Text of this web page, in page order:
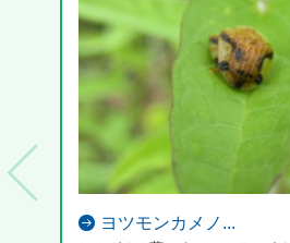
ヨツモンカメノ...